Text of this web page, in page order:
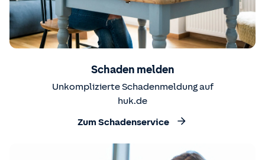
Schaden melden
Unkomplizierte Schadenmeldung auf
huk.de
Zum Schadenservice